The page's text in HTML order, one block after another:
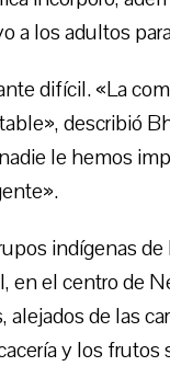
a los adultos
difícil. «La
describió
le hemos
indígenas
en el centro de
de las
y los frutos